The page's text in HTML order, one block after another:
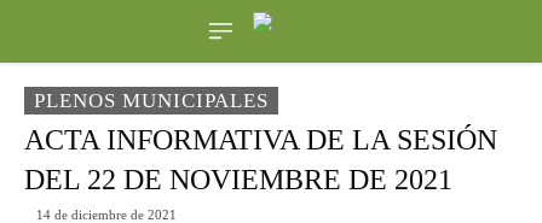
PLENOS MUNICIPALES
ACTA INFORMATIVA DE LA SESIÓN
DEL 22 DE NOVIEMBRE DE 2021
14 de diciembre de 2021